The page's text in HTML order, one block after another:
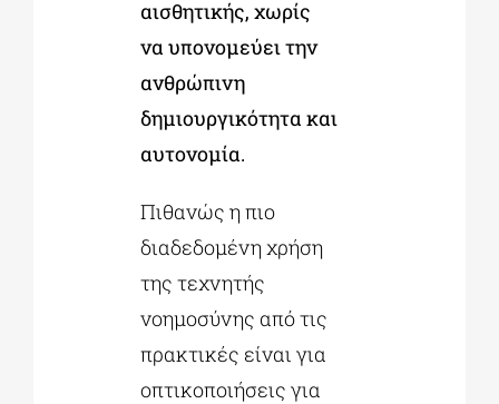
αισθητικής, χωρίς
να υπονομεύει την
ανθρώπινη
δημιουργικότητα και
αυτονομία.
Πιθανώς η πιο
διαδεδομένη χρήση
της τεχνητής
νοημοσύνης από τις
πρακτικές είναι για
οπτικοποιήσεις για